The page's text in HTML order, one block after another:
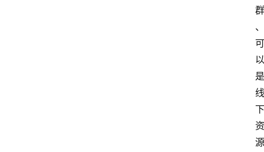
群
、
可
以
是
线
下
资
源